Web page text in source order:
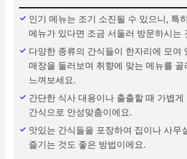
인기 메뉴는 조기 소진될 수 있으니, 특
메뉴가 있다면 조금 서둘러 방문하시는
다양한 종류의 간식들이 한자리에 모여
매장을 둘러보며 취향에 맞는 메뉴를 골
느껴보세요.
간단한 식사 대용이나 출출할 때 가볍게
간식으로 안성맞춤이에요.
맛있는 간식들을 포장하여 집이나 사무
즐기는 것도 좋은 방법이에요.